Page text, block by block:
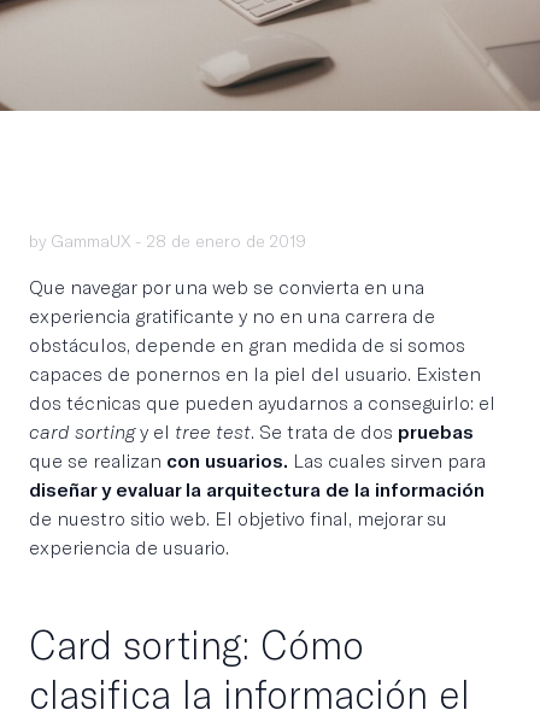
by GammaUX - 28 de enero de 2019
Que navegar por una web se convierta en una
experiencia gratificante y no en una carrera de
obstáculos, depende en gran medida de si somos
capaces de ponernos en la piel del usuario. Existen
dos técnicas que pueden ayudarnos a conseguirlo: el
card sortingy el tree test. Se trata de dos pruebas
que se realizan con usuarios. Las cuales sirven para
diseñar y evaluar la arquitectura de la información
de nuestro sitio web. El objetivo final, mejorar su
experiencia de usuario.
Card sorting: Cómo
clasifica la información el